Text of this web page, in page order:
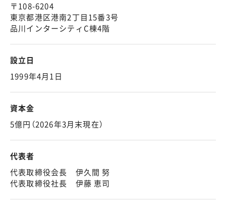
〒108-6204
東京都港区港南2丁目15番3号
品川インターシティC棟4階
設立日
1999年4月1日
資本金
5億円（2026年3月末現在）
代表者
代表取締役会長 伊久間 努
代表取締役社長 伊藤 恵司